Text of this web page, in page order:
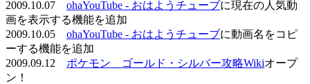
2009.10.07 ohaYouTube - おはようチューブに現在の人気動
画を表示する機能を追加
2009.10.05 ohaYouTube - おはようチューブに動画名をコピ
ーする機能を追加
2009.09.12 ポケモン ゴールド・シルバー攻略Wikiオープ
ン！